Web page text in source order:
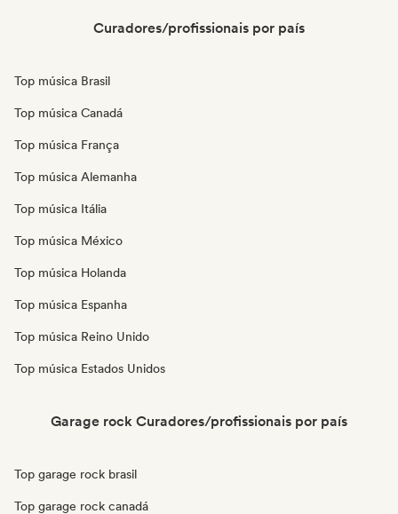
Curadores/profissionais por país
Top música Brasil
Top música Canadá
Top música França
Top música Alemanha
Top música Itália
Top música México
Top música Holanda
Top música Espanha
Top música Reino Unido
Top música Estados Unidos
Garage rock Curadores/profissionais por país
Top garage rock brasil
Top garage rock canadá